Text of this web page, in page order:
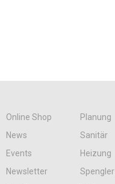
Online Shop
Planung
News
Sanitär
Events
Heizung
Newsletter
Spengler